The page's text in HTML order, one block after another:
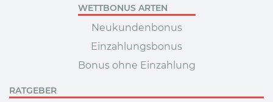
WETTBONUS ARTEN
Neukundenbonus
Einzahlungsbonus
Bonus ohne Einzahlung
RATGEBER